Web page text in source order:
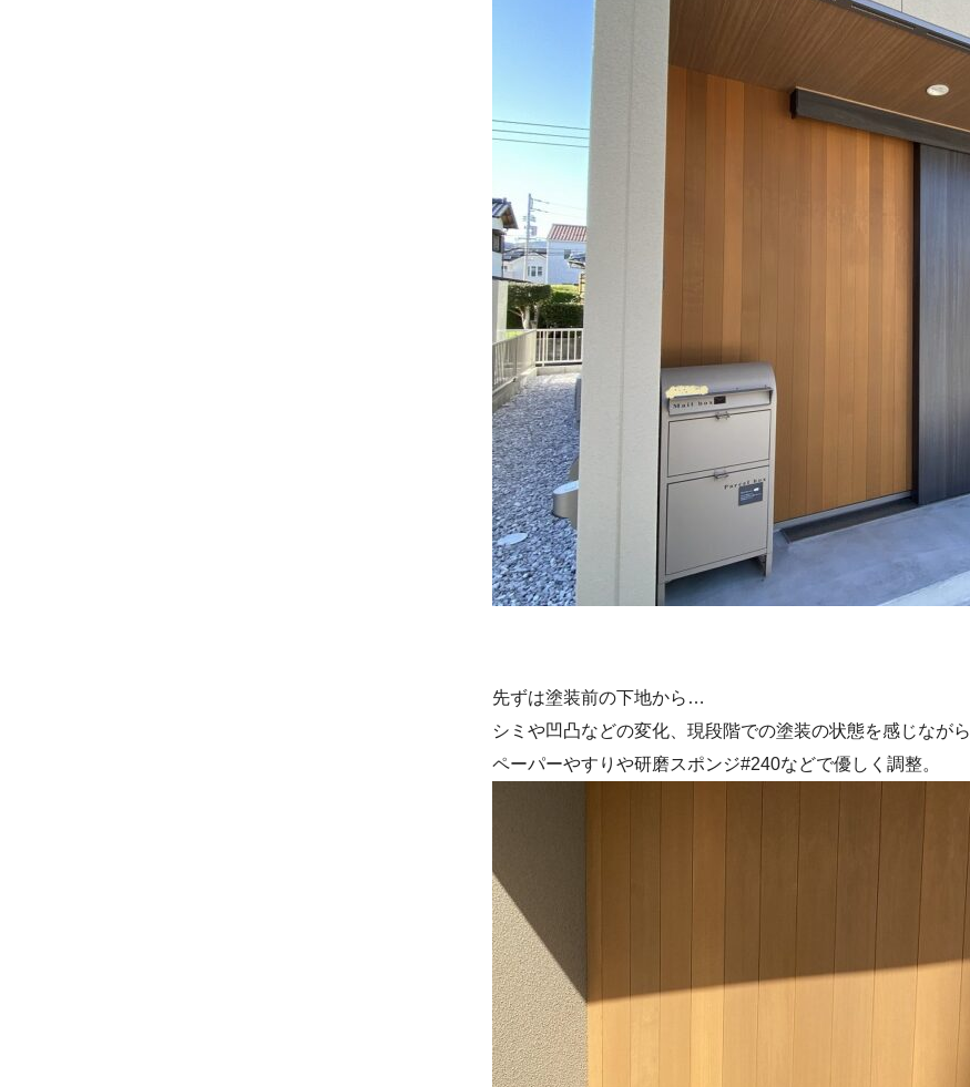
先ずは塗装前の下地から…
シミや凹凸などの変化、現段階での塗装の状態を感じながら
ペーパーやすりや研磨スポンジ#240などで優しく調整。